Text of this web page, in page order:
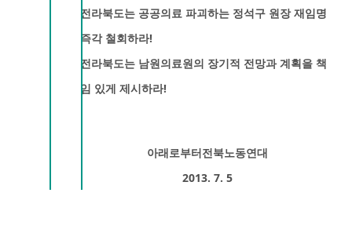
전라북도는 공공의료 파괴하는 정석구 원장 재임명
즉각 철회하라!
전라북도는 남원의료원의 장기적 전망과 계획을 책
임 있게 제시하라!
아래로부터전북노동연대
2013. 7. 5